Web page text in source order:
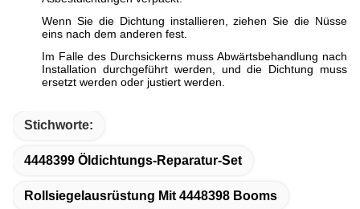
Wenn Sie die Dichtung installieren, ziehen Sie die Nüsse
eins nach dem anderen fest.
Im Falle des Durchsickerns muss Abwärtsbehandlung nach
Installation durchgeführt werden, und die Dichtung muss
ersetzt werden oder justiert werden.
Stichworte:
4448399 Öldichtungs-Reparatur-Set
Rollsiegelausrüstung Mit 4448398 Booms